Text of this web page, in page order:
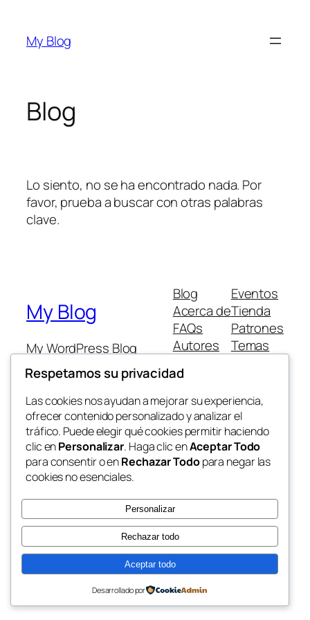
contenido
My Blog
Blog
Lo siento, no se ha encontrado nada. Por
favor, prueba a buscar con otras palabras
clave.
My Blog
My WordPress Blog
Blog
Acerca de
FAQs
Autores
Eventos
Tienda
Patrones
Temas
Twenty Twenty-Five Diseñado conWordPress
Respetamos su privacidad
Las cookies nos ayudan a mejorar su experiencia,
ofrecer contenido personalizado y analizar el
tráfico. Puede elegir qué cookies permitir haciendo
clic enPersonalizar. Haga clic enAceptar Todo
para consentir o enRechazar Todopara negar las
cookies no esenciales.
Personalizar
Rechazar todo
Aceptar todo
Desarrollado por